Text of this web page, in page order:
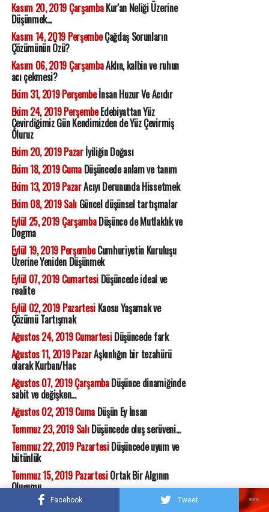
Facebook Tweet
Kasım 20, 2019 ÇarşambaKur'an Neliği Üzerine
Düşünmek...
Kasım 14, 2019 PerşembeÇağdaş Sorunların
Çözümünün Özü?
Kasım 06, 2019 ÇarşambaAklın, kalbin ve ruhun
acı çekmesi?
Ekim 31, 2019 Perşembeİnsan Huzur Ve Acıdır
Ekim 24, 2019 PerşembeEdebiyattan Yüz
Çevirdiğimiz Gün Kendimizden de Yüz Çevirmiş
Oluruz
Ekim 20, 2019 Pazarİyiliğin Doğası
Ekim 18, 2019 CumaDüşüncede anlam ve tanım
Ekim 13, 2019 PazarAcıyı Derununda Hissetmek
Ekim 08, 2019 SalıGüncel düşünsel tartışmalar
Eylül 25, 2019 ÇarşambaDüşünce de Mutlaklık ve
Dogma
Eylül 19, 2019 PerşembeCumhuriyetin Kuruluşu
Üzerine Yeniden Düşünmek
Eylül 07, 2019 CumartesiDüşüncede ideal ve
realite
Eylül 02, 2019 PazartesiKaosu Yaşamak ve
Çözümü Tartışmak
Ağustos 24, 2019 CumartesiDüşüncede fark
Ağustos 11, 2019 PazarAşkınlığın bir tezahürü
olarak Kurban/Hac
Ağustos 07, 2019 ÇarşambaDüşünce dinamiğinde
sabit ve değişken...
Ağustos 02, 2019 CumaDüşün Ey İnsan
Temmuz 23, 2019 SalıDüşüncede oluş serüveni...
Temmuz 22, 2019 PazartesiDüşüncede uyum ve
bütünlük
Temmuz 15, 2019 PazartesiOrtak Bir Algının
Oluşumu
Temmuz 07, 2019 Pazar